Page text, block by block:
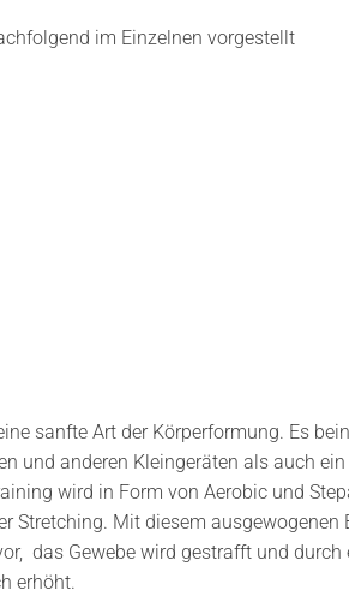
im Einzelnen vorgestellt
sanfte Art der Körperformung. Es
und anderen Kleingeräten als auch
wird in Form von Aerobic und
Stretching. Mit diesem
das Gewebe wird gestrafft und
erhöht.